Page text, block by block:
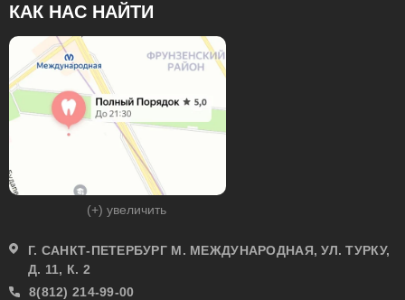
КАК НАС НАЙТИ
(+) увеличить
Г. САНКТ-ПЕТЕРБУРГ М. МЕЖДУНАРОДНАЯ, УЛ. ТУРКУ,
Д. 11, К. 2
8(812) 214-99-00